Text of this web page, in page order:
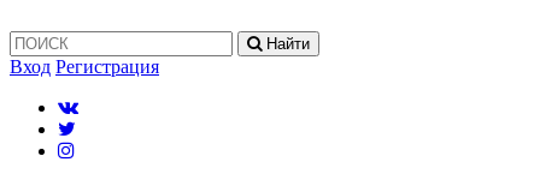
Найти
Вход Регистрация